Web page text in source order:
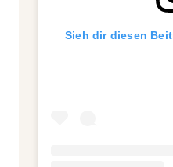
Sieh dir diesen